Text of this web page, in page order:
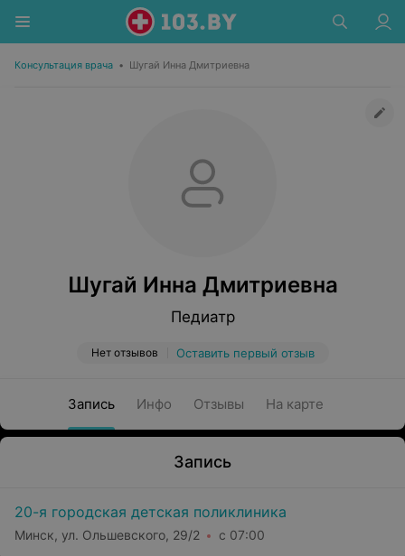
Консультация врача • Шугай Инна Дмитриевна
Шугай Инна Дмитриевна
Педиатр
Нет отзывов Оставить первый отзыв
Запись Инфо Отзывы На карте
Запись
20-я городская детская поликлиника
Минск, ул. Ольшевского, 29/2 с 07:00